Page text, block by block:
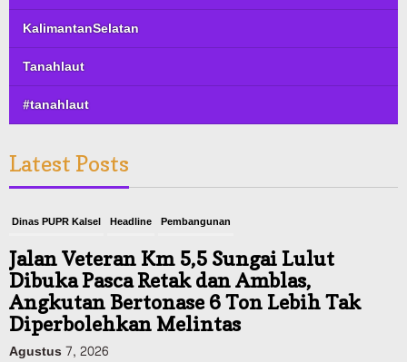
KalimantanSelatan
Tanahlaut
#tanahlaut
Latest Posts
Dinas PUPR Kalsel Headline Pembangunan
Jalan Veteran Km 5,5 Sungai Lulut
Dibuka Pasca Retak dan Amblas,
Angkutan Bertonase 6 Ton Lebih Tak
Diperbolehkan Melintas
Agustus 7, 2026